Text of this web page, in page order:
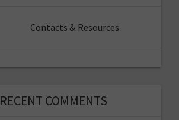
Contacts & Resources
RECENT COMMENTS